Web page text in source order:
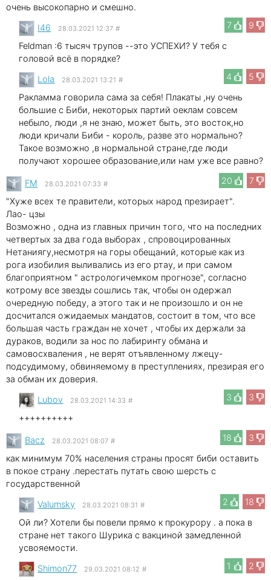
очень высокопарно и смешно.
7
9
I46 28.03.2021 12:37 #
Feldman :6 тысяч трупов --это УСПЕХИ? У тебя с
головой всё в порядке?
4
5
Lola 28.03.2021 13:21 #
Ракламма говорила сама за себя! Плакаты ,ну очень
большие с Биби, некоторых партий оеклам совсем
небыло, люди ,я не знаю, может быть, это восток,но
люди кричали Биби - король, разве это нормально?
Такое возможно ,в нормальной стране,где люди
получают хорошее образование,или нам уже все равно?
20
7
FM 28.03.2021 07:33 #
"Хуже всех те правители, которых народ презирает".
Лао- цзы
Возможно , одна из главных причин того, что на последних
четвертых за два года выборах , спровоцированных
Нетаниягу,несмотря на горы обещаний, которые как из
рога изобилия выливались из его ртау, и при самом
благоприятном " астрологичемком прогнозе", согласно
котрому все звезды сошлись так, чтобы он одержал
очередную победу, а этого так и не произошло и он не
досчитался ожидаемых мандатов, состоит в том, что все
большая часть граждан не хочет , чтобы их держали за
дураков, водили за нос по лабиринту обмана и
самовосхваления , не верят отъявленному лжецу-
подсудимому, обвиняемому в преступлениях, презирая его
за обман их доверия.
3
3
Lubov 28.03.2021 14:33 #
++++++++++
18
3
Bacz 28.03.2021 08:07 #
как минимум 70% населения страны просят биби оставить
в покое страну .перестать путать свою шерсть с
государственной
2
18
Valumsky 28.03.2021 08:31 #
Ой ли? Хотели бы повели прямо к прокурору . а пока в
стране нет такого Шурика с вакциной замедленной
усвояемости.
1
2
Shimon77 29.03.2021 08:12 #